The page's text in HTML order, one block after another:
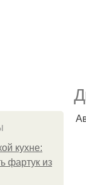
кухне:
фартук из